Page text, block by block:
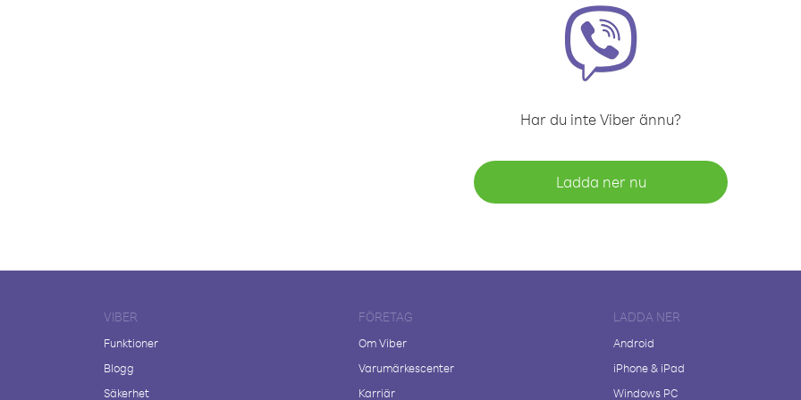
Har du inte Viber ännu?
Ladda ner nu
VIBER
Funktioner
Blogg
Säkerhet
FÖRETAG
Om Viber
Varumärkescenter
Karriär
LADDA NER
Android
iPhone & iPad
Windows PC